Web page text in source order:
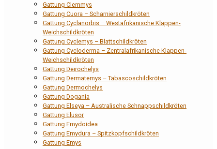
Gattung Clemmys
Gattung Cuora – Scharnierschildkröten
Gattung Cyclanorbis – Westafrikanische Klappen-
Weichschildkröten
Gattung Cyclemys – Blattschildkröten
Gattung Cycloderma – Zentralafrikanische Klappen-
Weichschildkröten
Gattung Deirochelys
Gattung Dermatemys – Tabascoschildkröten
Gattung Dermochelys
Gattung Dogania
Gattung Elseya – Australische Schnappschildkröten
Gattung Elusor
Gattung Emydoidea
Gattung Emydura – Spitzkopfschildkröten
Gattung Emys